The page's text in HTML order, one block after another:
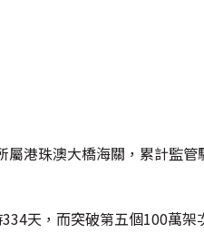
港珠澳大橋海關，累計監
天，而突破第五個100萬架